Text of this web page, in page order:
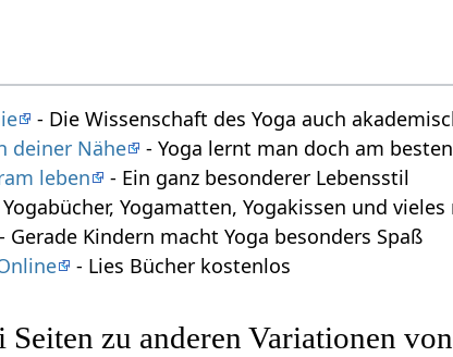
- Die Wissenschaft des Yoga auch
deiner Nähe
- Yoga lernt man doch am
leben
- Ein ganz besonderer Lebensstil
Yogamatten, Yogakissen und
- Gerade Kindern macht Yoga besonders Spaß
- Lies Bücher kostenlos
zu anderen Variationen